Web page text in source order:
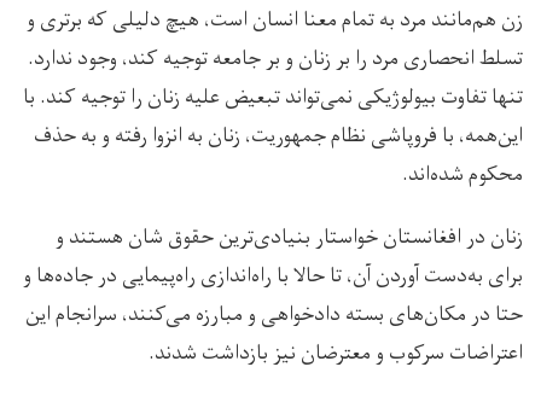
زن هم‌مانند مرد به تمام معنا انسان است، هیچ دلیلی که برتری و
تسلط انحصاری مرد را بر زنان و بر جامعه توجیه کند، وجود ندارد.
تنها تفاوت بیولوژیکی نمی‌تواند تبعیض علیه زنان را توجیه کند. با
این‌همه، با فروپاشی نظام جمهوریت، زنان به انزوا رفته و به حذف
محکوم شده‌اند.
زنان در افغانستان خواستار بنیادی‌‌ترین حقوق شان هستند و
برای به‌دست آوردن آن، تا حالا با راه‌اندازی راه‌پیمایی‌ در جاده‌ها و
حتا در مکان‌های بسته دادخواهی و مبارزه می‌کنند، سرانجام این
اعتراضات سرکوب و معترضان نیز بازداشت شدند.